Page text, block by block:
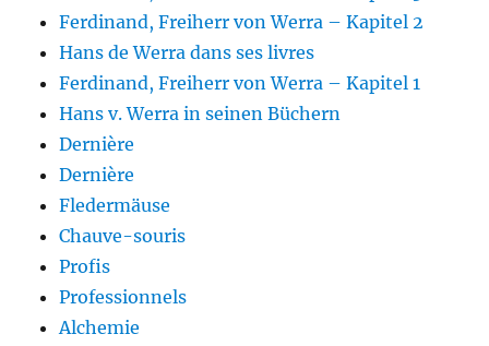
Ferdinand, Freiherr von Werra – Kapitel 2
Hans de Werra dans ses livres
Ferdinand, Freiherr von Werra – Kapitel 1
Hans v. Werra in seinen Büchern
Dernière
Dernière
Fledermäuse
Chauve-souris
Profis
Professionnels
Alchemie